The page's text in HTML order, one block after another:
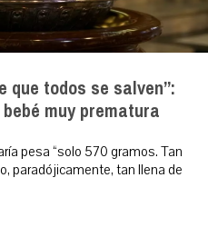
que todos se salven”:
muy prematura
pesa “solo 570 gramos. Tan
paradójicamente, tan llena de